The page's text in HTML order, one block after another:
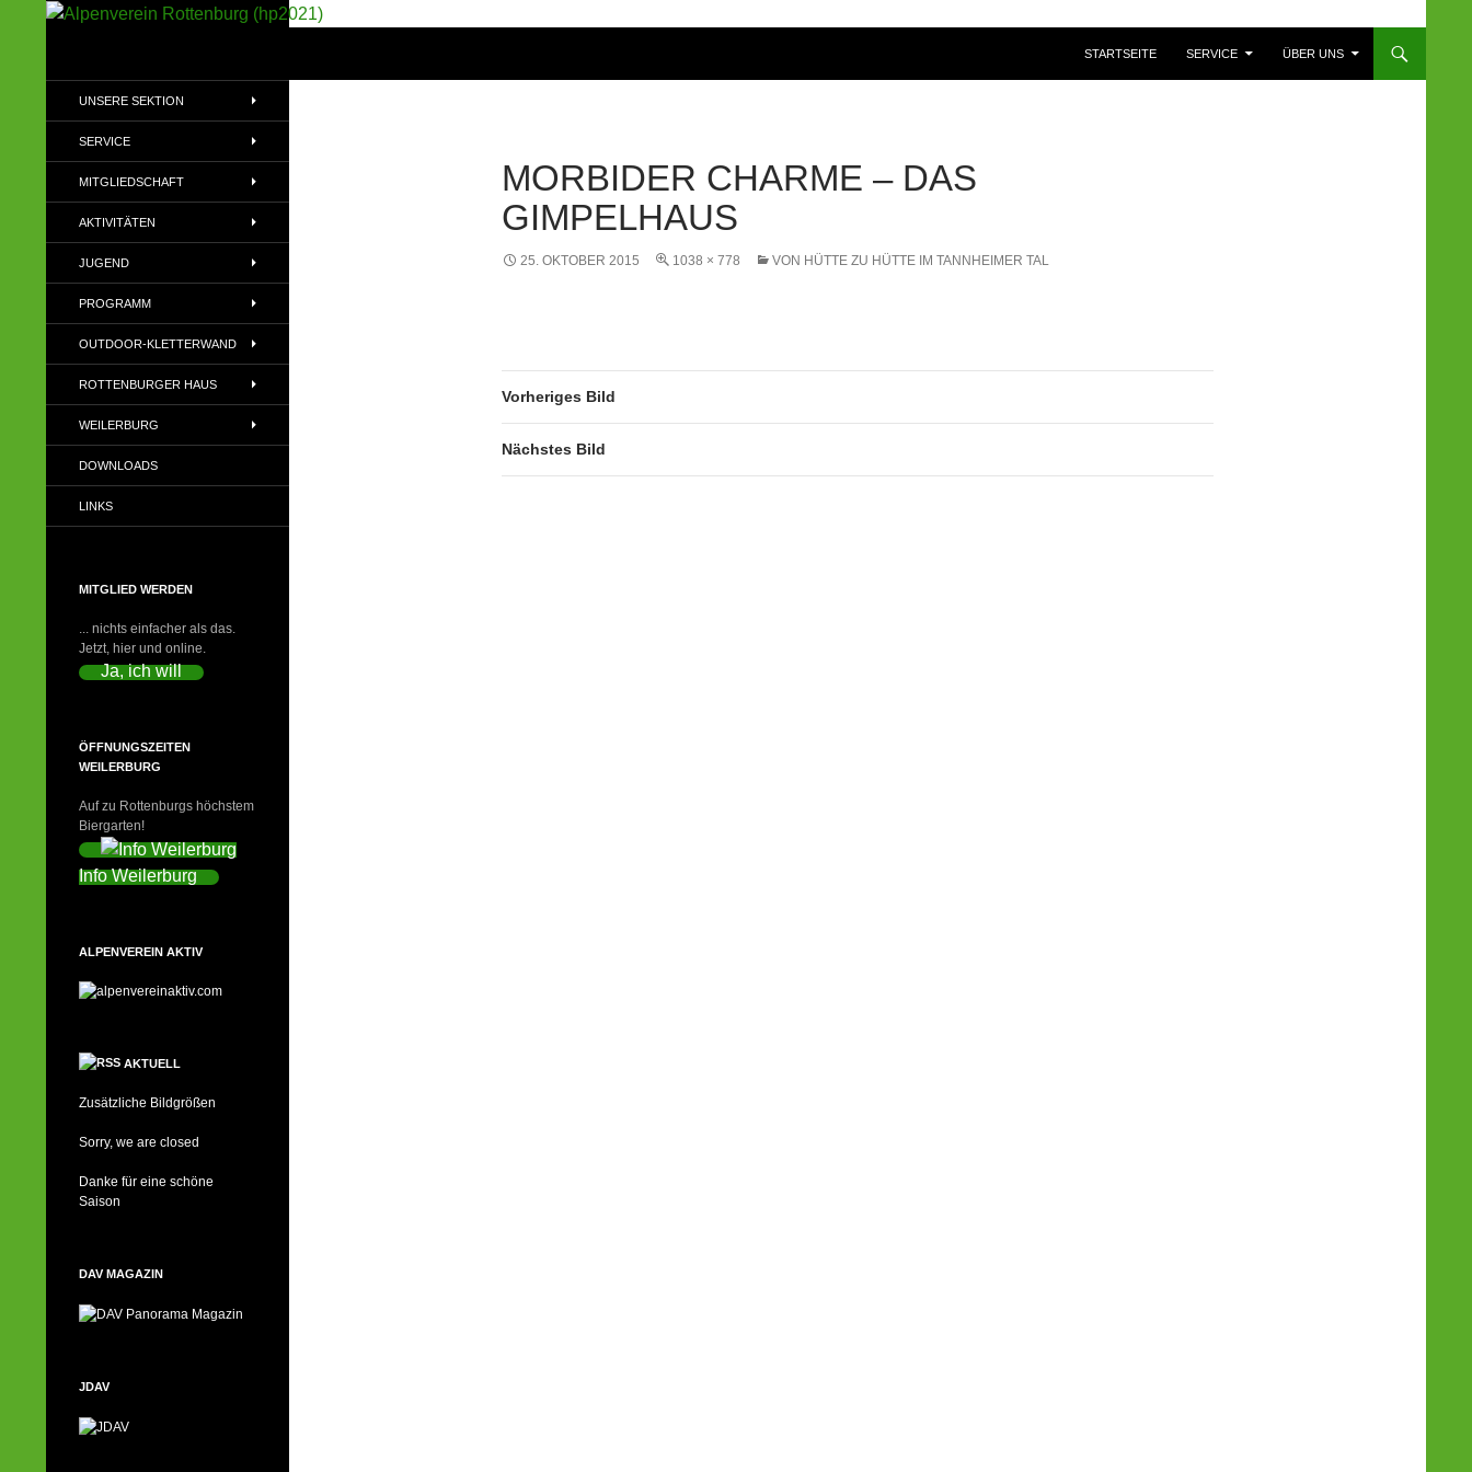
STARTSEITE
SERVICE ÜBER UNS
MORBIDER CHARME – DAS
GIMPELHAUS
25. OKTOBER 2015 1038 × 778 VON HÜTTE ZU HÜTTE IM TANNHEIMER TAL
Vorheriges Bild
Nächstes Bild
(DAV)
UNSERE SEKTION
SERVICE
MITGLIEDSCHAFT
AKTIVITÄTEN
JUGEND
PROGRAMM
OUTDOOR-KLETTERWAND
ROTTENBURGER HAUS
WEILERBURG
DOWNLOADS
LINKS
MITGLIED WERDEN
... nichts einfacher als das.
Jetzt, hier und online.
Ja, ich will
ÖFFNUNGSZEITEN
WEILERBURG
Auf zu Rottenburgs höchstem
Biergarten!
Info Weilerburg
ALPENVEREIN AKTIV
AKTUELL
Zusätzliche Bildgrößen
Sorry, we are closed
Danke für eine schöne
Saison
DAV MAGAZIN
JDAV